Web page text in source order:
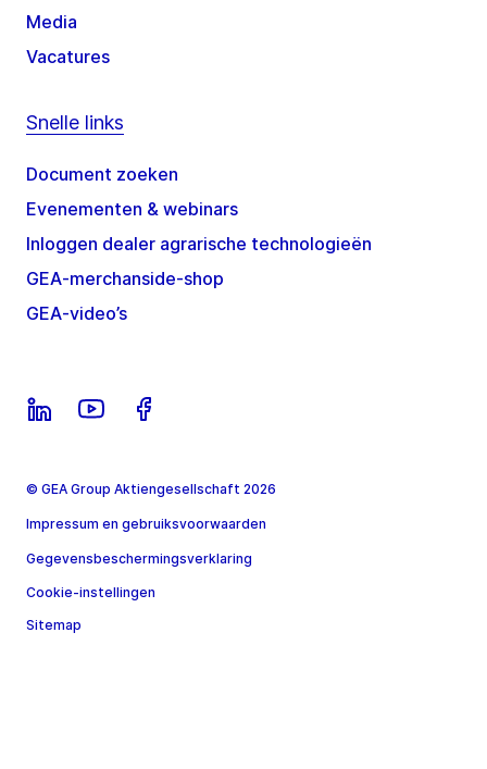
Media
Vacatures
Snelle links
Document zoeken
Evenementen & webinars
Inloggen dealer agrarische technologieën
GEA-merchanside-shop
GEA-video’s
© GEA Group Aktiengesellschaft 2026
Impressum en gebruiksvoorwaarden
Gegevensbeschermingsverklaring
Cookie-instellingen
Sitemap